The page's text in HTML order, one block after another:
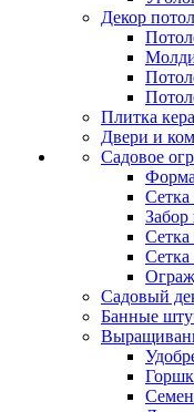
Декор
Плитка
Двери и
Садовое
Форма
Сетка
Сетка
Сетка
Садовый
Банные